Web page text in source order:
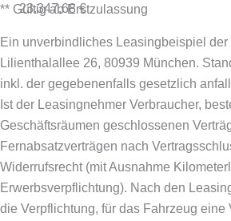
** Gültig ab Erstzulassung
23.347,68 €
Ein unverbindliches Leasingbeispiel der
Lilienthalallee 26, 80939 München.
inkl. der gegebenenfalls gesetzlich
Ist der Leasingnehmer Verbraucher,
Geschäftsräumen geschlossenen
Fernabsatzverträgen nach
Widerrufsrecht (mit Ausnahme
Erwerbsverpflichtung). Nach den
die Verpflichtung, für das Fahrzeug eine